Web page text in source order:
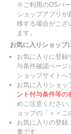
※ご利用のOSバ
ショップアプリが
移する場合がござ
ます。
お気に入りショップ
お気に入りに登録
与条件確認ページ
ショップサイトへ
お気に入りショッ
ント付与条件等の
めご注意ください
ョップの「＞＞こ
お気に入りの登録
要です。